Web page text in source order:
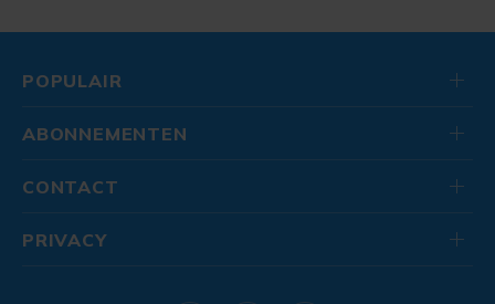
POPULAIR
ABONNEMENTEN
CONTACT
PRIVACY